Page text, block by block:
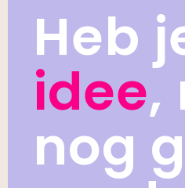
Heb
idee,
nog